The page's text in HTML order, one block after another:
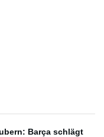
Barça schlägt